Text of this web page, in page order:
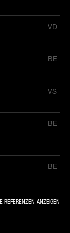
VD
BE
VS
BE
BE
REFERENZEN ANZEIGEN